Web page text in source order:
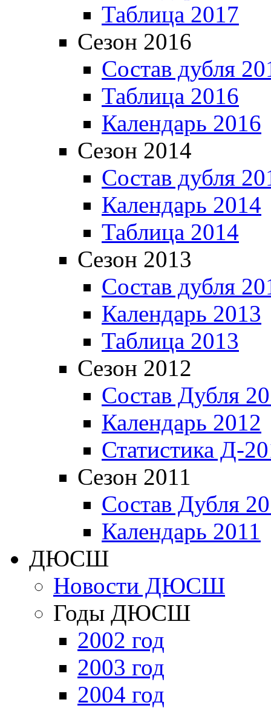
Таблица 2017
Сезон 2016
Состав дубля
Таблица 2016
Календарь 2016
Сезон 2014
Состав дубля
Календарь 2014
Таблица 2014
Сезон 2013
Состав дубля
Календарь 2013
Таблица 2013
Сезон 2012
Состав Дубля
Календарь 2012
Статистика Д-
Сезон 2011
Состав Дубля
Календарь 2011
ДЮСШ
Новости ДЮСШ
Годы ДЮСШ
2002 год
2003 год
2004 год